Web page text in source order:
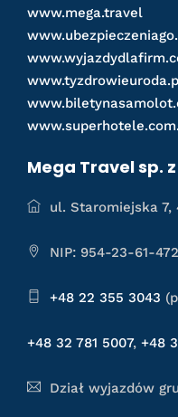
www.mega.travel
Mega Travel sp.
ul. Staromiejska 7,
NIP: 954-23-61-
+48 22 355 3043
+48 32 781 5007, +48
Dział wyjazdów